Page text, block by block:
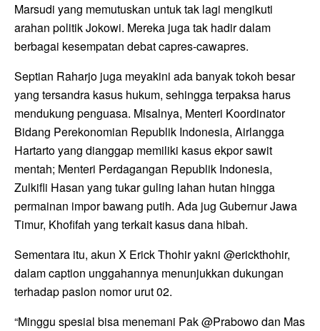
Marsudi yang memutuskan untuk tak lagi mengikuti
arahan politik Jokowi. Mereka juga tak hadir dalam
berbagai kesempatan debat capres-cawapres.
Septian Raharjo juga meyakini ada banyak tokoh besar
yang tersandra kasus hukum, sehingga terpaksa harus
mendukung penguasa. Misalnya, Menteri Koordinator
Bidang Perekonomian Republik Indonesia, Airlangga
Hartarto yang dianggap memiliki kasus ekpor sawit
mentah; Menteri Perdagangan Republik Indonesia,
Zulkifli Hasan yang tukar guling lahan hutan hingga
permainan impor bawang putih. Ada jug Gubernur Jawa
Timur, Khofifah yang terkait kasus dana hibah.
Sementara itu, akun X Erick Thohir yakni @erickthohir,
dalam caption unggahannya menunjukkan dukungan
terhadap paslon nomor urut 02.
“Minggu spesial bisa menemani Pak @Prabowo dan Mas